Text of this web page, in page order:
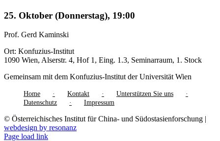
25. Oktober (Donnerstag), 19:00
Prof. Gerd Kaminski
Ort: Konfuzius-Institut
1090 Wien, Alserstr. 4, Hof 1, Eing. 1.3, Seminarraum, 1. Stock
Gemeinsam mit dem Konfuzius-Institut der Universität Wien
Home Kontakt
Unterstützen Sie uns
Datenschutz
Impressum
© Österreichisches Institut für China- und Südostasienforschung |
webdesign by resonanz
Page load link